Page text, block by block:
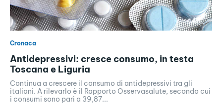
Cronaca
Antidepressivi: cresce consumo, in testa
Toscana e Liguria
Continua a crescere il consumo di antidepressivi tra gli
italiani. A rilevarlo è il Rapporto Osservasalute, secondo cui
i consumi sono pari a 39,87...